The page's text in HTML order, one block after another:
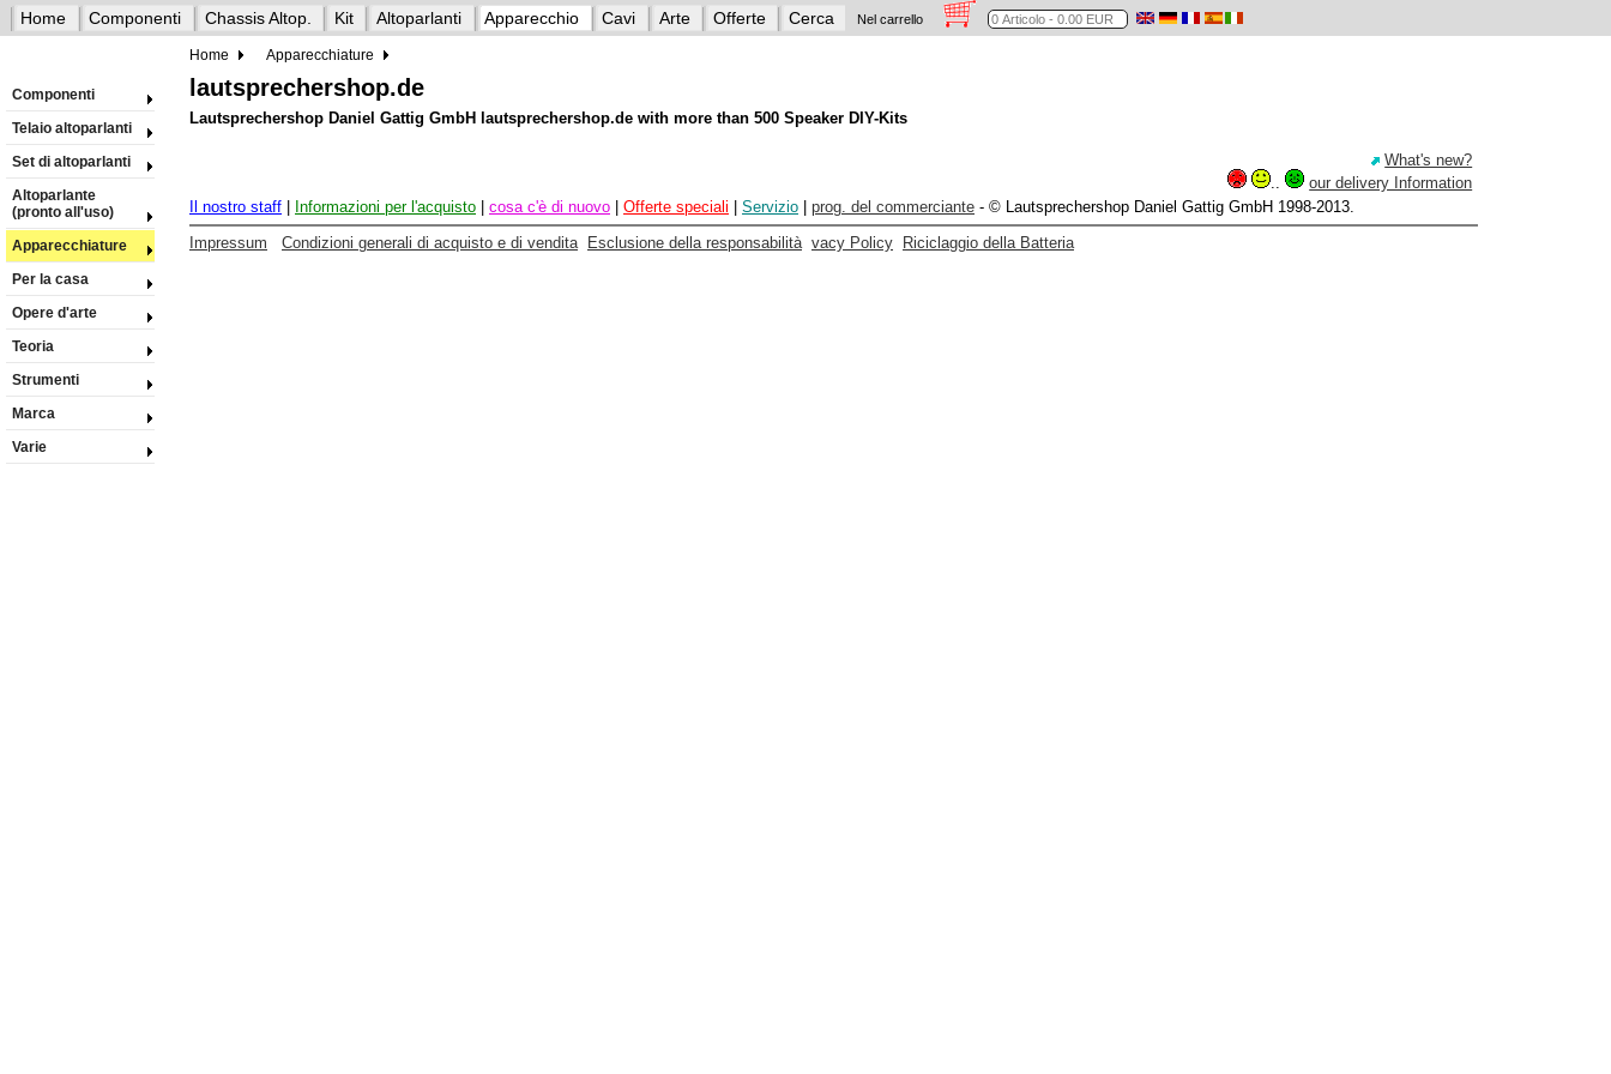
Home Componenti Chassis Altop. Kit Altoparlanti Apparecchio Cavi Arte Offerte Cerca Nel carrello
Home Apparecchiature
Componenti
Telaio altoparlanti
Set di altoparlanti
Altoparlante
(pronto all'uso)
Apparecchiature
Per la casa
Opere d'arte
Teoria
Strumenti
Marca
Varie
lautsprechershop.de
Lautsprechershop Daniel Gattig GmbH lautsprechershop.de with more than 500 Speaker DIY-Kits
What's new?
..
our delivery Information
Il nostro staff
Informazioni per l'acquisto cosa c'è di nuovo Offerte speciali Servizio prog. del commerciante - © Lautsprechershop Daniel Gattig GmbH 1998-2013.
Impressum
Condizioni generali di acquisto e di vendita Esclusione della responsabilità vacy Policy Riciclaggio della Batteria